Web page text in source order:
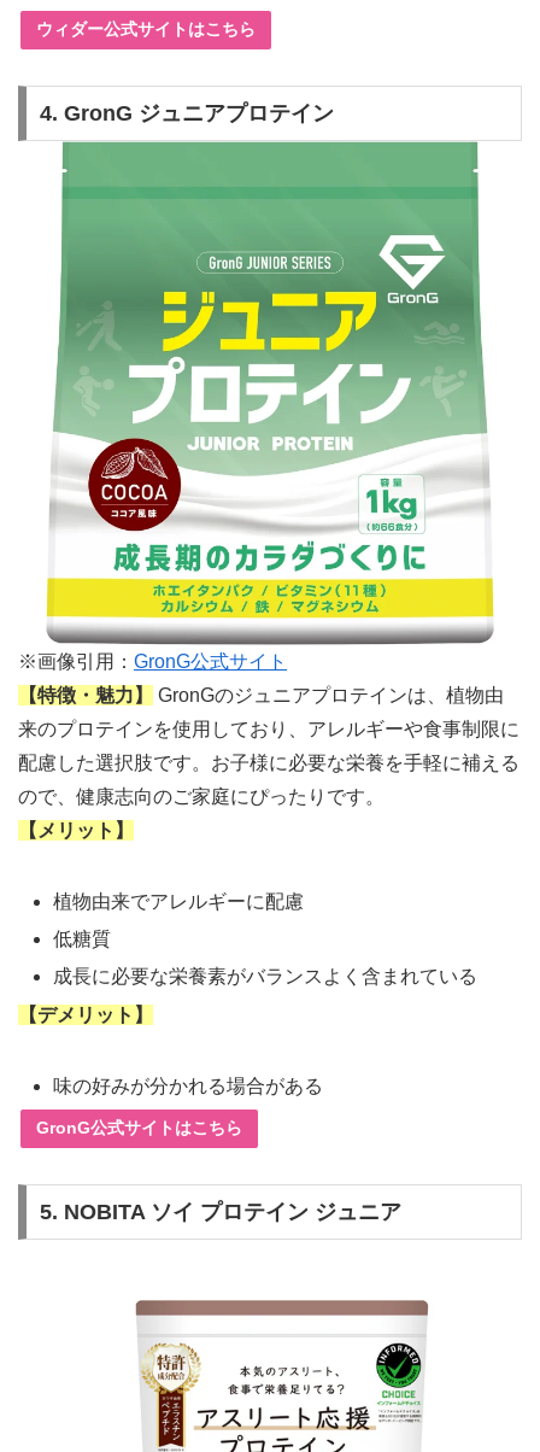
ウィダー公式サイトはこちら
4. GronG ジュニアプロテイン
※画像引用： GronG公式サイト
【特徴・魅力】
GronGのジュニアプロテインは、植物由
来のプロテインを使用しており、アレルギーや食事制限に
配慮した選択肢です。お子様に必要な栄養を手軽に補える
ので、健康志向のご家庭にぴったりです。
【メリット】
植物由来でアレルギーに配慮
低糖質
成長に必要な栄養素がバランスよく含まれている
【デメリット】
味の好みが分かれる場合がある
GronG公式サイトはこちら
5. NOBITA ソイ プロテイン ジュニア